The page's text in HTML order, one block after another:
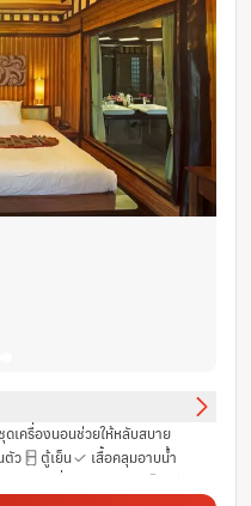
ดเครื่องนอนช่วยให้หลับสบาย
ตัว ตู้เย็น
เสื้อคลุมอาบน้ำ
ม